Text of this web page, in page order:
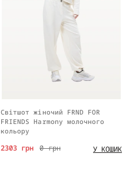
Світшот жіночий FRND FOR
FRIENDS Harmony молочного
кольору
0 грн
2303 грн У КОШИК